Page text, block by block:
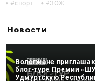
спорт ЗОЖ
Новости
Вологжане
блог-туре Премии
Удмуртскую